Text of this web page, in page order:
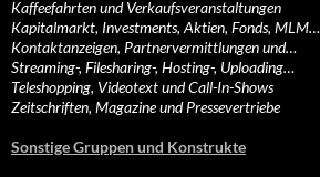
Kaffeefahrten und Verkaufsveranstaltungen
Kapitalmarkt, Investments, Aktien, Fonds, MLM…
Kontaktanzeigen, Partnervermittlungen und…
Streaming-, Filesharing-, Hosting-, Uploading…
Teleshopping, Videotext und Call-In-Shows
Zeitschriften, Magazine und Pressevertriebe
Sonstige Gruppen und Konstrukte